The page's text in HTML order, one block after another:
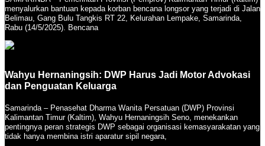
menyalurkan bantuan kepada korban bencana longsor yang terjadi di Jalan
Belimau, Gang Bulu Tangkis RT 22, Kelurahan Lempake, Samarinda,
Rabu (14/5/2025). Bencana
Wahyu Hernaningsih: DWP Harus Jadi Motor Advokasi
dan Penguatan Keluarga
Samarinda – Penasehat Dharma Wanita Persatuan (DWP) Provinsi
Kalimantan Timur (Kaltim), Wahyu Hernaningsih Seno, menekankan
pentingnya peran strategis DWP sebagai organisasi kemasyarakatan yang
tidak hanya membina istri aparatur sipil negara,